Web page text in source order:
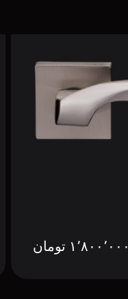
۱٬۸۰۰٬۰۰۰ تومان